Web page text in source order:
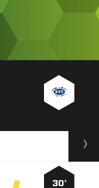
30’